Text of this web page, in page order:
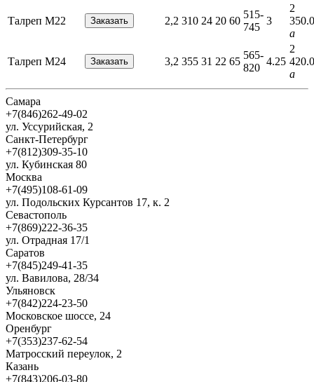
Талреп М22 2,2 310 24 20 60
515-
745
3
2
350.0
a
Талреп М24 3,2 355 31 22 65
565-
820
4.25
2
420.0
a
Самара
+7(846)262-49-02
ул. Уссурийская, 2
Санкт-Петербург
+7(812)309-35-10
ул. Кубинская 80
Москва
+7(495)108-61-09
ул. Подольских Курсантов 17, к. 2
Севастополь
+7(869)222-36-35
ул. Отрадная 17/1
Саратов
+7(845)249-41-35
ул. Вавилова, 28/34
Ульяновск
+7(842)224-23-50
Московское шоссе, 24
Оренбург
+7(353)237-62-54
Матросский переулок, 2
Казань
+7(843)206-03-80